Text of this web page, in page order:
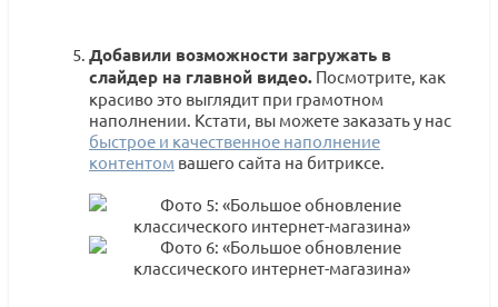
Добавили возможности загружать в
слайдер на главной видео. Посмотрите, как
красиво это выглядит при грамотном
наполнении. Кстати, вы можете заказать у нас
быстрое и качественное наполнение
контентом вашего сайта на битриксе.